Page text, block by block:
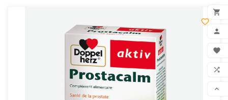





